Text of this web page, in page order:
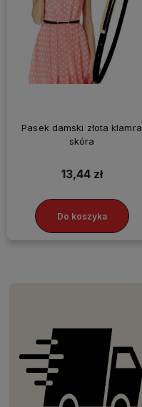
Pasek damski złota klamra
skóra
13,44 zł
Do koszyka